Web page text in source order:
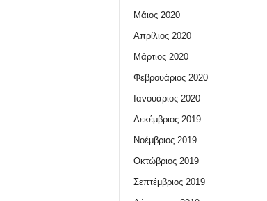
Μάιος 2020
Απρίλιος 2020
Μάρτιος 2020
Φεβρουάριος 2020
Ιανουάριος 2020
Δεκέμβριος 2019
Νοέμβριος 2019
Οκτώβριος 2019
Σεπτέμβριος 2019